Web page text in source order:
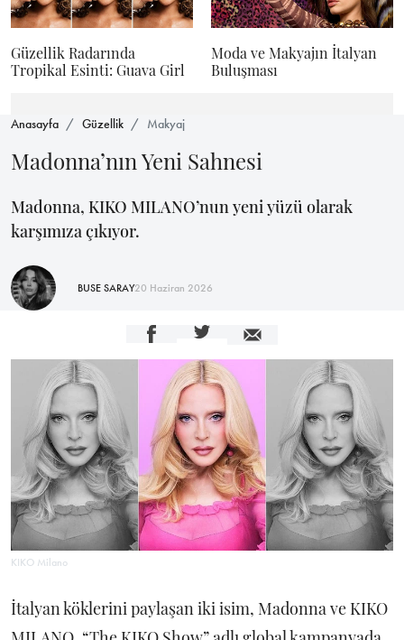
Güzellik Radarında
Tropikal Esinti: Guava Girl
Moda ve Makyajın İtalyan
Buluşması
Anasayfa Güzellik Makyaj
Madonna’nın Yeni Sahnesi
Madonna, KIKO MILANO’nun yeni yüzü olarak
karşımıza çıkıyor.
BUSE SARAY20 Haziran 2026
KIKO Milano
İtalyan köklerini paylaşan iki isim, Madonna ve KIKO